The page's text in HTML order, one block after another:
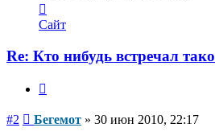
информация
пользователя
Бегемот
Сайт
Re: Кто нибудь встречал
#2 Сообщение
Бегемот » 30 июн 2010, 22:17